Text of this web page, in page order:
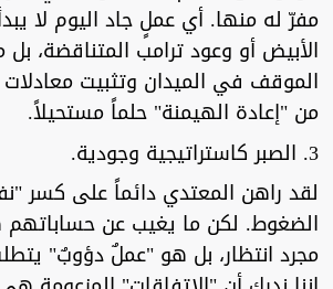
مفرّ له منها. أي عملٍ جاد اليوم لا
الأبيض أو وعود ترامب المتناقضة،
الموقف في الميدان وتثبيت معادلات
من "إعادة الهيمنة" حلماً مستحيلاً.
3. الصبر كاستراتيجية وجودية.
لقد راهن المعتدي دائماً على كسر
الضغوط. لكن ما يغيب عن
مجرد انتظار، بل هو "عملٌ دؤوبٌ"